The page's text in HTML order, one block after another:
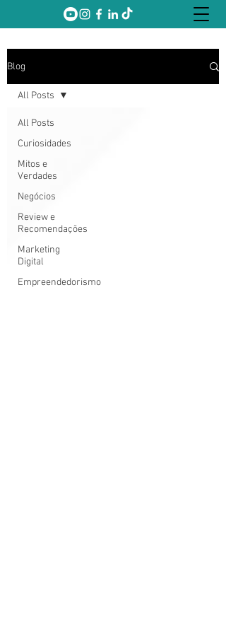
Blog
All Posts
Curiosidades
Mitos e
Verdades
Negócios
Review e
Recomendações
Marketing
Digital
Empreendedorismo
All Posts